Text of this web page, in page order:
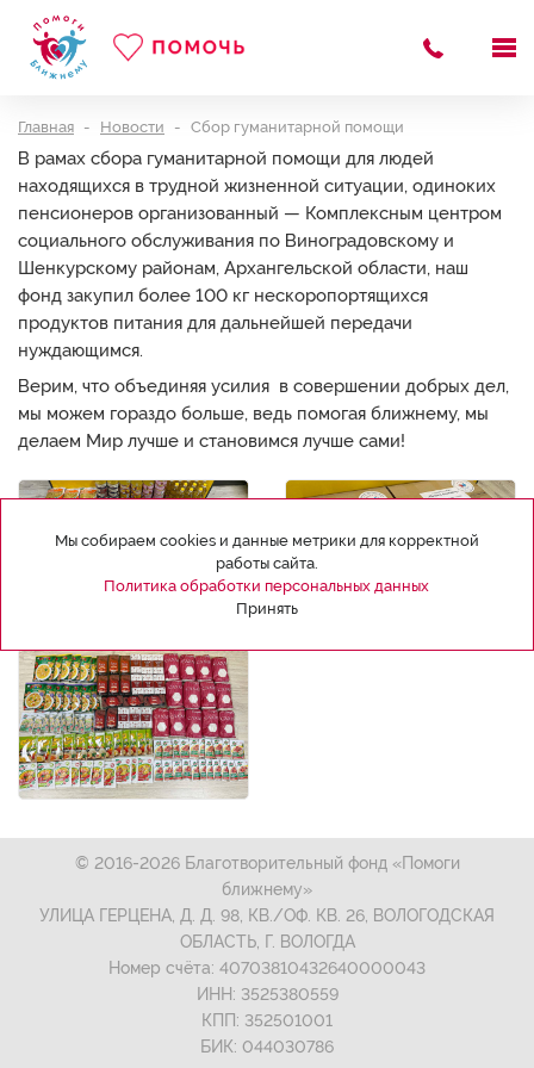
Главная Новости Сбор гуманитарной помощи
В рамах сбора гуманитарной помощи для людей
находящихся в трудной жизненной ситуации, одиноких
пенсионеров организованный — Комплексным центром
социального обслуживания по Виноградовскому и
Шенкурскому районам, Архангельской области, наш
фонд закупил более 100 кг нескоропортящихся
продуктов питания для дальнейшей передачи
нуждающимся.
Верим, что объединяя усилия в совершении добрых дел,
мы можем гораздо больше, ведь помогая ближнему, мы
делаем Мир лучше и становимся лучше сами!
© 2016-2026 Благотворительный фонд «Помоги
ближнему»
УЛИЦА ГЕРЦЕНА, Д. Д. 98, КВ./ОФ. КВ. 26, ВОЛОГОДСКАЯ
ОБЛАСТЬ, Г. ВОЛОГДА
Номер счёта: 40703810432640000043
ИНН: 3525380559
КПП: 352501001
БИК: 044030786
Мы собираем cookies и данные метрики для корректной
работы сайта.
Политика обработки персональных данных
Принять